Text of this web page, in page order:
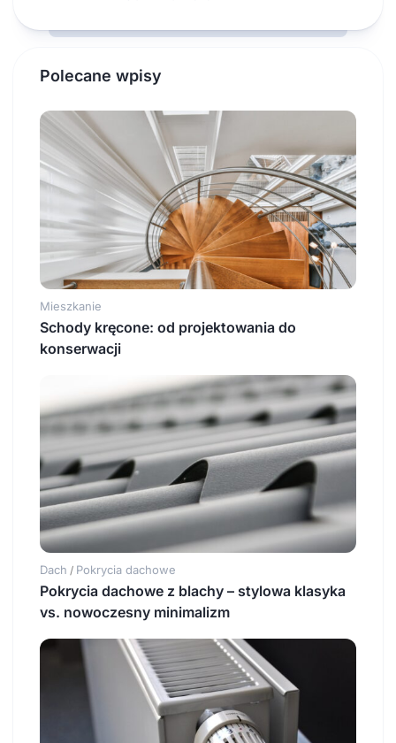
Polecane wpisy
Mieszkanie
Schody kręcone: od projektowania do
konserwacji
Dach / Pokrycia dachowe
Pokrycia dachowe z blachy – stylowa klasyka
vs. nowoczesny minimalizm